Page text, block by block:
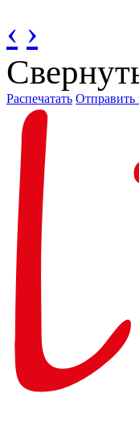
‹ ›
Распечатать Отправить